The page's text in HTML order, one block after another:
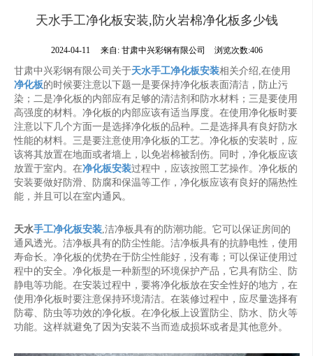
天水手工净化板安装,防火岩棉净化板多少钱
2024-04-11 来自: 甘肃中兴彩钢有限公司 浏览次数:406
甘肃中兴彩钢有限公司关于天水手工净化板安装相关介绍,在使用
净化板的时候要注意以下题一是要保持净化板表面清洁，防止污
染；二是净化板的内部应有足够的清洁剂和防水材料；三是要使用
高强度的材料。净化板的内部应该有适当厚度。在使用净化板时要
注意以下几个方面一是选择净化板的品种。二是选择具有良好防水
性能的材料。三是要注意使用净化板的工艺。净化板的安装时，应
该将其放置在地面或者墙上，以免岩棉被刮伤。同时，净化板应该
放置于室内。在净化板安装过程中，应该按照工艺操作。净化板的
安装要做好防滑、防腐和保温等工作，净化板应该有良好的隔热性
能，并且可以在室内通风。
天水手工净化板安装,洁净板具有的防潮功能。它可以保证房间的
通风透光。洁净板具有的防尘性能。洁净板具有的抗静电性，使用
寿命长。净化板的优势在于防尘性能好，没有毒；可以保证使用过
程中的安全。净化板是一种新型的环境保护产品，它具有防尘、防
静电等功能。在安装过程中，要将净化板放在安全性好的地方，在
使用净化板时要注意保持环境清洁。在装修过程中，应尽量选择有
防霉、防虫等功效的净化板。在净化板上设置防尘、防水、防火等
功能。这样就避免了因为安装不当而造成损坏或者是其他意外。